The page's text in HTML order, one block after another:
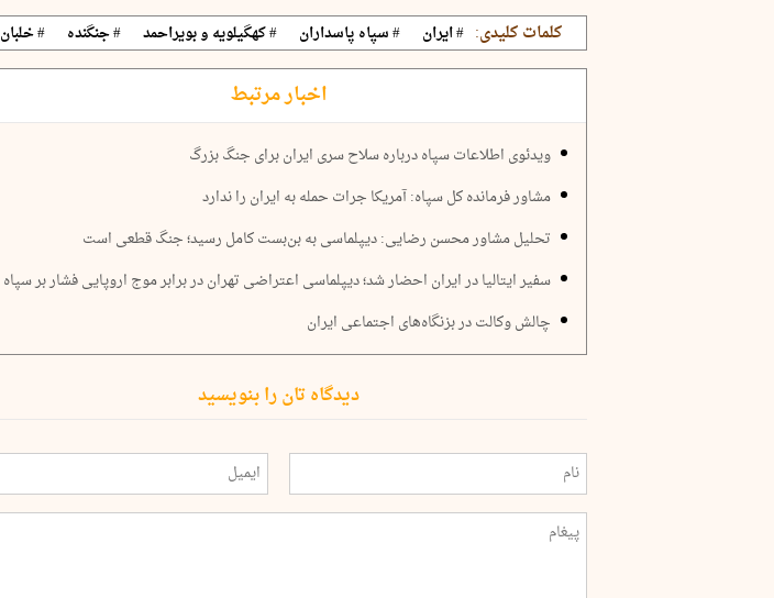
کلمات کلیدی: # ایران # سپاه پاسداران # کهگیلویه و بویراحمد # جنگنده # خلبان
اخبار مرتبط
ویدئوی اطلاعات سپاه درباره سلاح سری ایران برای جنگ بزرگ
مشاور فرمانده کل سپاه: آمریکا جرات حمله به ایران را ندارد
تحلیل مشاور محسن رضایی: دیپلماسی به بن‌بست کامل رسید؛ جنگ قطعی است
سفیر ایتالیا در ایران احضار شد؛ دیپلماسی اعتراضی تهران در برابر موج اروپایی فشار بر سپاه
چالش وکالت در بزنگاه‌های اجتماعی ایران
دیدگاه تان را بنویسید